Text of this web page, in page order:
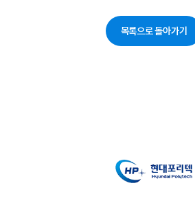
목록으로 돌아가기